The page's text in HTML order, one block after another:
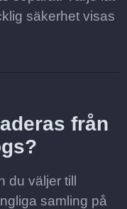
säkerhet visas
från
väljer till
samling på